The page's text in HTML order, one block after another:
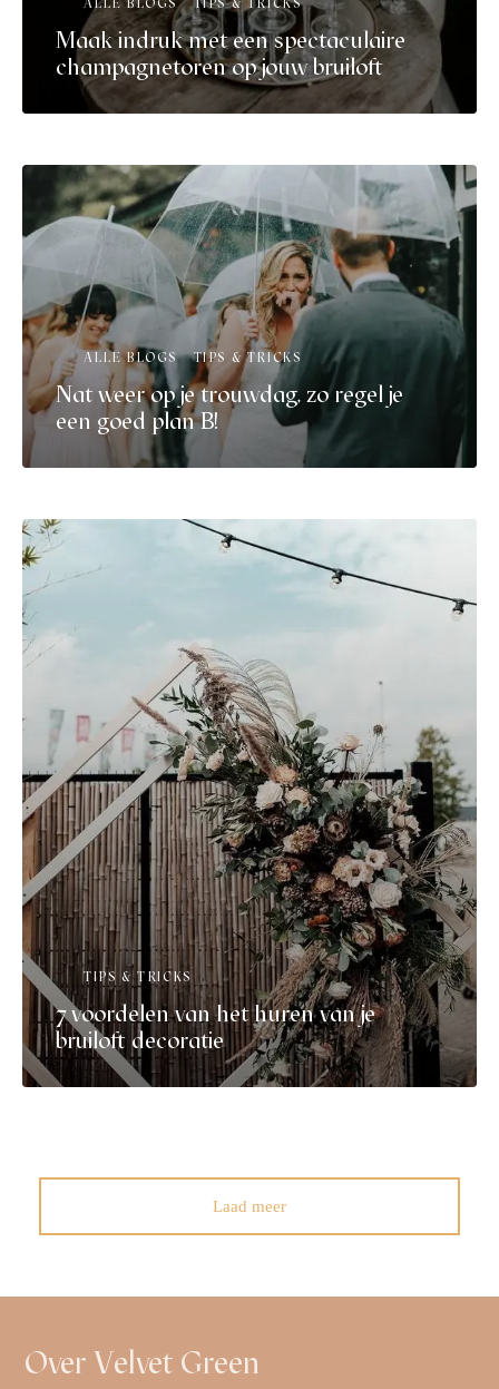
ALLE BLOGS TIPS & TRICKS
Maak indruk met een spectaculaire
champagnetoren op jouw bruiloft
ALLE BLOGS TIPS & TRICKS
Nat weer op je trouwdag, zo regel je
een goed plan B!
TIPS & TRICKS
7 voordelen van het huren van je
bruiloft decoratie
Laad meer
Over Velvet Green